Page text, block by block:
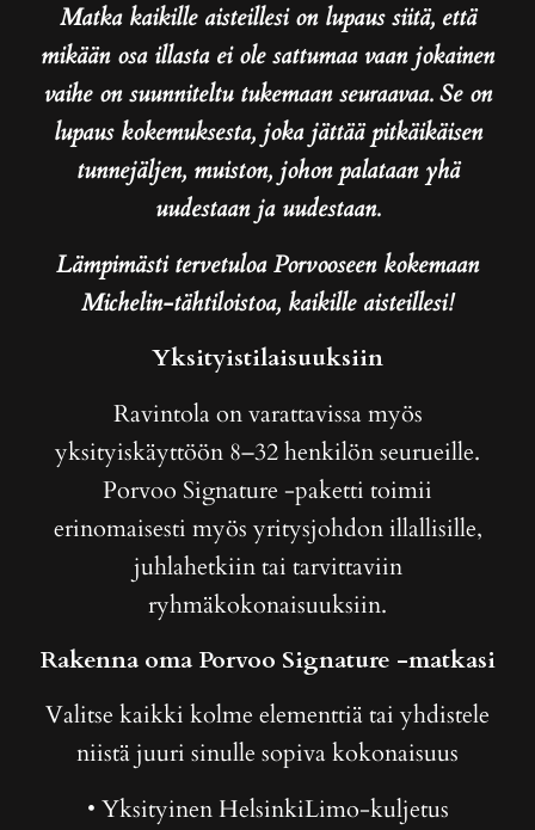
Matka kaikille aisteillesi on lupaus siitä, että
mikään osa illasta ei ole sattumaa vaan jokainen
vaihe on suunniteltu tukemaan seuraavaa. Se on
lupaus kokemuksesta, joka jättää pitkäikäisen
tunnejäljen, muiston, johon palataan yhä
uudestaan ja uudestaan.
Lämpimästi tervetuloa Porvooseen kokemaan
Michelin-tähtiloistoa, kaikille aisteillesi!
Yksityistilaisuuksiin
Ravintola on varattavissa myös
yksityiskäyttöön 8–32 henkilön seurueille.
Porvoo Signature -paketti toimii
erinomaisesti myös yritysjohdon illallisille,
juhlahetkiin tai tarvittaviin
ryhmäkokonaisuuksiin.
Rakenna oma Porvoo Signature -matkasi
Valitse kaikki kolme elementtiä tai yhdistele
niistä juuri sinulle sopiva kokonaisuus
• Yksityinen HelsinkiLimo-kuljetus